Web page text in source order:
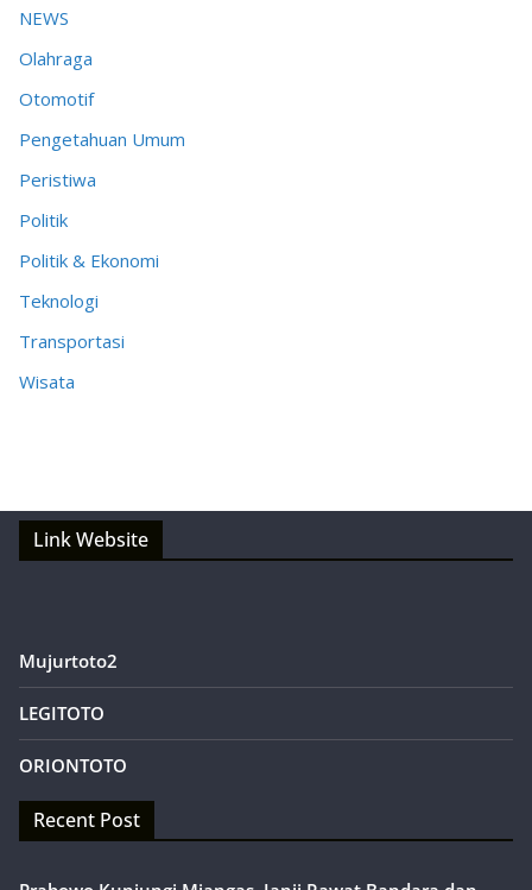
NEWS
Olahraga
Otomotif
Pengetahuan Umum
Peristiwa
Politik
Politik & Ekonomi
Teknologi
Transportasi
Wisata
Link Website
Mujurtoto2
LEGITOTO
ORIONTOTO
Recent Post